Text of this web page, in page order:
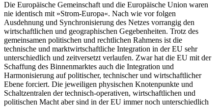
Die Europäische Gemeinschaft und die Europäische Union waren
nie identisch mit »Strom-Europa«. Nach wie vor folgen
Ausdehnung und Synchronisierung des Netzes vorrangig den
wirtschaftlichen und geogra­phischen Gegebenheiten. Trotz des
gemeinsamen politischen und rechtlichen Rahmens ist die
technische und marktwirtschaftliche Integration in der EU sehr
unterschiedlich und zeitversetzt verlaufen. Zwar hat die EU mit der
Schaffung des Binnenmarktes auch die Integration und
Harmonisierung auf politischer, technischer und wirtschaftlicher
Ebene forciert. Die jeweiligen physischen Knotenpunkte und
Schaltzen­tralen der technisch-operativen, wirtschaftlichen und
politischen Macht aber sind in der EU immer noch unterschiedlich